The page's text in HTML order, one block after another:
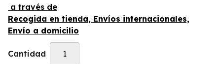
a través de
Recogida en tienda, Envíos internacionales,
Envío a domicilio
Cantidad